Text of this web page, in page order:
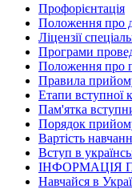
Профорієнтація
Положення про
Ліцензії
Програми
Положення про
Правила
Етапи вступної
Пам'ятка
Порядок
Вартість
Вступ в
ІНФОРМАЦІЯ
Навчайся в